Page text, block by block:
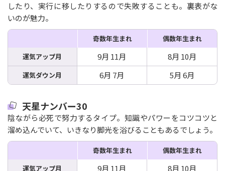
したり、実行に移したりするので失敗することも。裏表がな
いのが魅力。
奇数年生まれ
偶数年生まれ
運気アップ月
9月 11月 8月 10月
運気ダウン月 6月 7月 5月 6月
天星ナンバー30
陰ながら必死で努力するタイプ。知識やパワーをコツコツと
溜め込んでいて、いきなり脚光を浴びることもあるでしょう。
奇数年生まれ
偶数年生まれ
運気アップ月
9月 11月 8月 10月